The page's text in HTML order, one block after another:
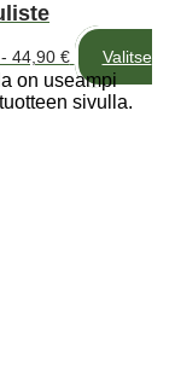
44,90 €
Valitse
on useampi
sivulla.